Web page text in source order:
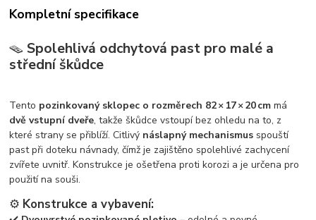
Kompletní specifikace
🪤 Spolehlivá odchytová past pro malé a
střední škůdce
Tento pozinkovaný sklopec o rozměrech 82 × 17 × 20 cm má
dvě vstupní dveře, takže škůdce vstoupí bez ohledu na to, z
které strany se přiblíží. Citlivý náslapný mechanismus spouští
past při doteku návnady, čímž je zajištěno spolehlivé zachycení
zvířete uvnitř. Konstrukce je ošetřena proti korozi a je určena pro
použití na souši.
⚙️ Konstrukce a vybavení: